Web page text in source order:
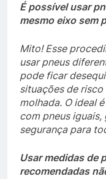
É possível usar
mesmo eixo sem
Mito! Esse
usar pneus
pode ficar
situações de
molhada. O ideal
com pneus
segurança para
Usar medidas de
recomendadas